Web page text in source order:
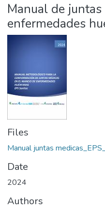
Manual de juntas
enfermedades
Files
Manual juntas
Date
2024
Authors